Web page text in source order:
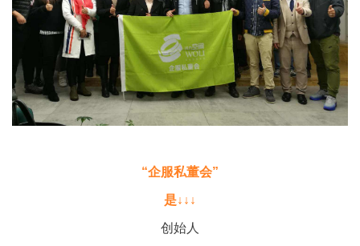
“企服私董会”
是↓↓↓
创始人